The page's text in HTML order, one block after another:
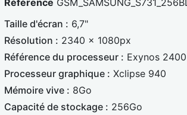
Référence
Taille d'écran : 6,7"
Résolution : 2340 x 1080px
Référence du processeur : Exynos 2400
Processeur graphique : Xclipse 940
Mémoire vive : 8Go
Capacité de stockage : 256Go